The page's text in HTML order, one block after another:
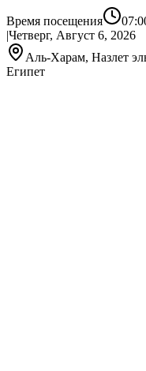
Время посещения
|Четверг, Август 6, 2026
Аль-Харам, Назлет
Египет